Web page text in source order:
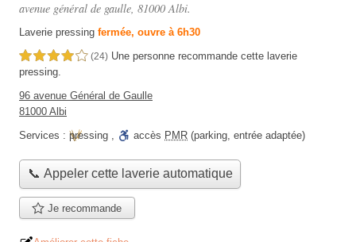
avenue général de gaulle, 81000 Albi.
Laverie pressing fermée, ouvre à 6h30
4,0 étoiles sur 5 (24) Une personne recommande cette laverie
pressing.
96 avenue Général de Gaulle
81000 Albi
Services : pressing , accès PMR (parking, entrée adaptée)
📞 Appeler cette laverie automatique
Je recommande